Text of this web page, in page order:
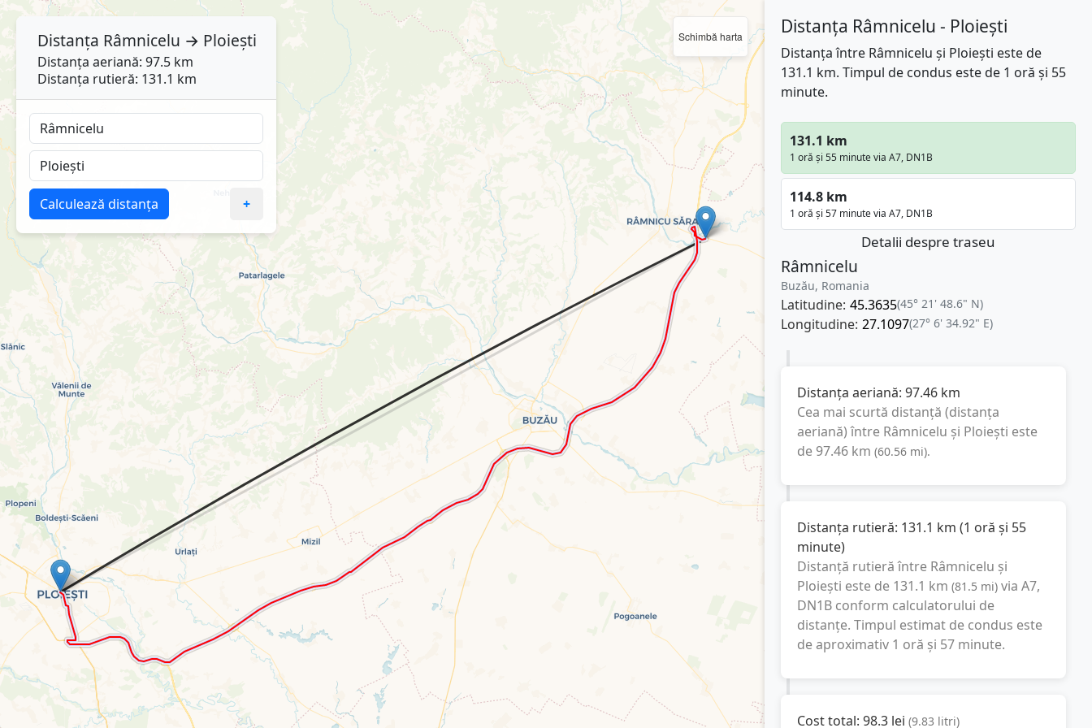
Schimbă harta Distanța Râmnicelu - Ploiești
Distanța între Râmnicelu și Ploiești este de
131.1 km. Timpul de condus este de 1 oră și 55
minute.
131.1 km
1 oră și 55 minute via A7, DN1B
114.8 km
1 oră și 57 minute via A7, DN1B
Detalii despre traseu
Râmnicelu
Buzău, Romania
Latitudine: 45.3635(45° 21' 48.6" N)
Longitudine: 27.1097(27° 6' 34.92" E)
Distanța aeriană: 97.46 km
Cea mai scurtă distanță (distanța
aeriană) între Râmnicelu și Ploiești este
de 97.46 km (60.56 mi).
Distanța rutieră: 131.1 km (1 oră și 55
minute)
Distanță rutieră între Râmnicelu și
Ploiești este de 131.1 km (81.5 mi) via A7,
DN1Bconform calculatorului de
distanțe. Timpul estimat de condus este
de aproximativ 1 oră și 57 minute.
Cost total: 98.3 lei (9.83 litri)
Distanța Râmnicelu → Ploiești
Distanța aeriană: 97.5 km
Distanța rutieră: 131.1 km
Calculează distanța +